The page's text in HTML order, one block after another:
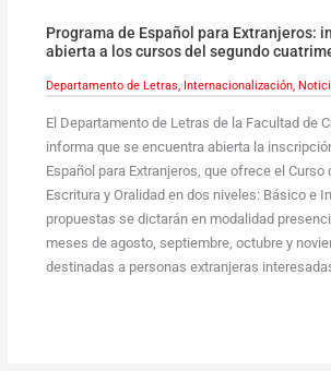
Programa de Español para Extranjeros:
abierta a los cursos del segundo
Departamento de Letras, Internacionalización,
El Departamento de Letras de la Facultad de
informa que se encuentra abierta la
Español para Extranjeros, que ofrece el Curso
Escritura y Oralidad en dos niveles: Básico e
propuestas se dictarán en modalidad
meses de agosto, septiembre, octubre y
destinadas a personas extranjeras